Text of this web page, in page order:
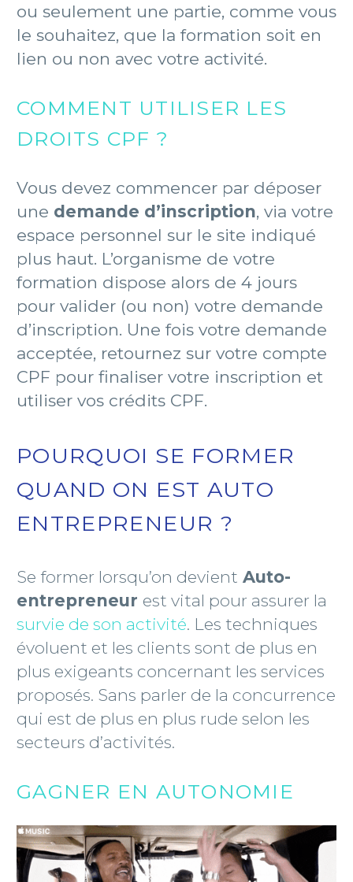
ou seulement une partie, comme vous
le souhaitez, que la formation soit en
lien ou non avec votre activité.
COMMENT UTILISER LES
DROITS CPF ?
Vous devez commencer par déposer
une demande d’inscription, via votre
espace personnel sur le site indiqué
plus haut. L’organisme de votre
formation dispose alors de 4 jours
pour valider (ou non) votre demande
d’inscription. Une fois votre demande
acceptée, retournez sur votre compte
CPF pour finaliser votre inscription et
utiliser vos crédits CPF.
POURQUOI SE FORMER
QUAND ON EST AUTO
ENTREPRENEUR ?
Se former lorsqu’on devient Auto-
entrepreneur est vital pour assurer la
survie de son activité. Les techniques
évoluent et les clients sont de plus en
plus exigeants concernant les services
proposés. Sans parler de la concurrence
qui est de plus en plus rude selon les
secteurs d’activités.
GAGNER EN AUTONOMIE